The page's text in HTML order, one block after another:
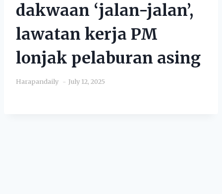
dakwaan ‘jalan-jalan’,
lawatan kerja PM
lonjak pelaburan asing
Harapandaily July 12, 2025